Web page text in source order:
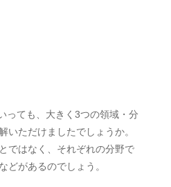
っても、大きく3つの領域・分
いただけましたでしょうか。
ではなく、それぞれの分野で
どがあるのでしょう。